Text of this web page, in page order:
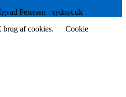
Petersen - sydnyt.dk
af cookies.
Cookie